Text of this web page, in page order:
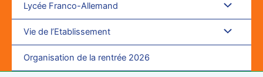
Lycée Franco-Allemand
Vie de l’Etablissement
Organisation de la rentrée 2026